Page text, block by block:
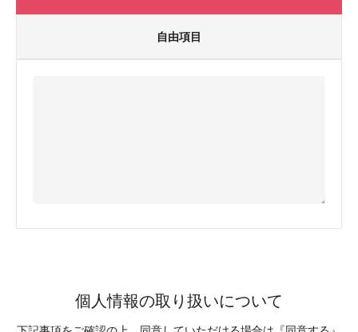
自由項目
個人情報の取り扱いについて